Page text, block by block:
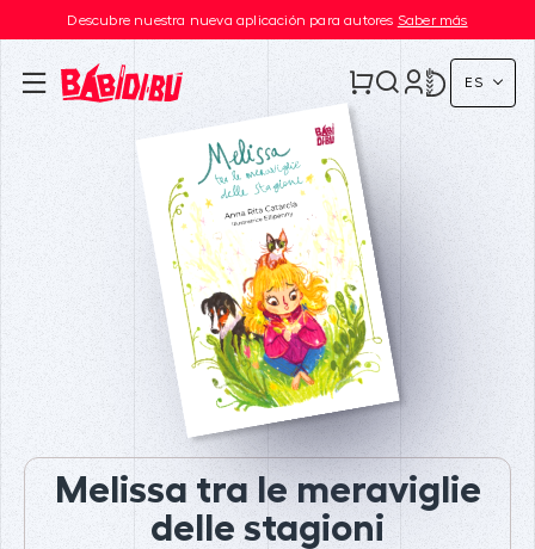
Descubre nuestra nueva aplicación para autores Saber más
ES
Melissa tra le meraviglie
delle stagioni